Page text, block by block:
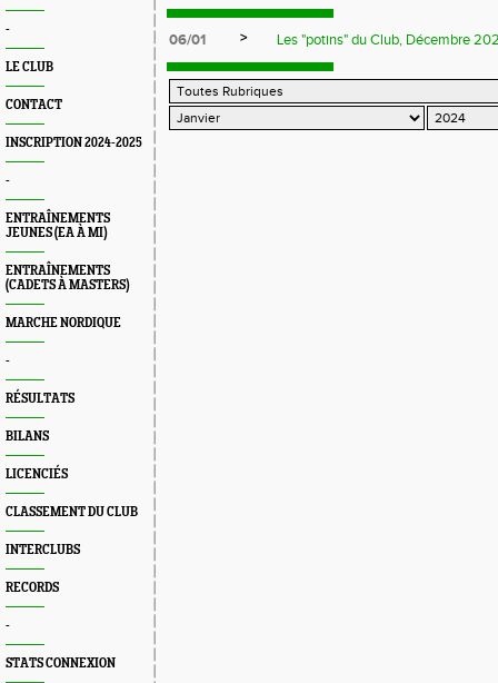
-
LE CLUB
CONTACT
INSCRIPTION 2024-2025
-
ENTRAÎNEMENTS
JEUNES (EA À MI)
ENTRAÎNEMENTS
(CADETS À MASTERS)
MARCHE NORDIQUE
-
RÉSULTATS
BILANS
LICENCIÉS
CLASSEMENT DU CLUB
INTERCLUBS
RECORDS
-
STATS CONNEXION
06/01 > Les "potins" du Club, Décembre